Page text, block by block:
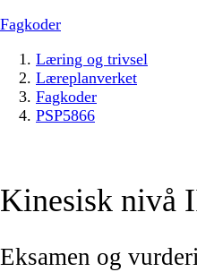
Fagkoder
Læring og trivsel
Læreplanverket
Fagkoder
PSP5866
Kinesisk nivå
Eksamen og